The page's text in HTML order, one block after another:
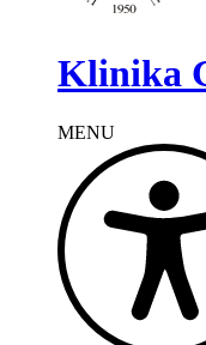
Klinika
MENU